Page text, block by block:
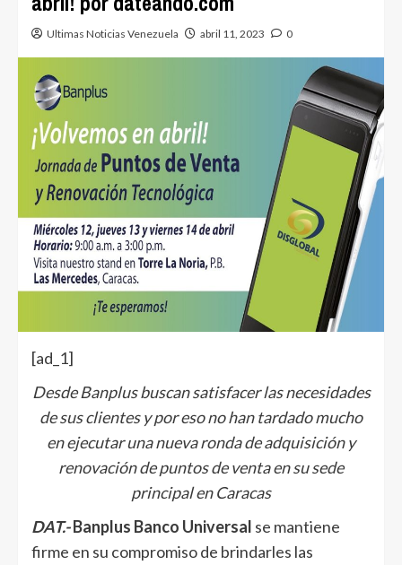
Ultimas Noticias Venezuela abril 11, 2023 0
[ad_1]
Desde Banplus buscan satisfacer las necesidades
de sus clientes y por eso no han tardado mucho
en ejecutar una nueva ronda de adquisición y
renovación de puntos de venta en su sede
principal en Caracas
DAT.-Banplus Banco Universal se mantiene
firme en su compromiso de brindarles las